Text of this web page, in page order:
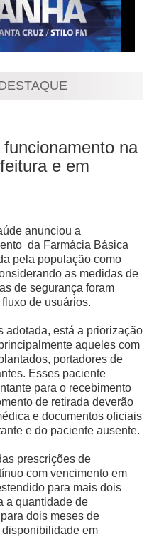
na
e em
anunciou a
da Farmácia Básica
pela população como
as medidas de
de segurança foram
de usuários.
adotada, está a priorização
aqueles com
portadores de
Esses paciente
para o recebimento
de retirada deverão
e documentos oficiais
e do paciente ausente.
prescrições de
com vencimento em
para mais dois
a quantidade de
dois meses de
disponibilidade em